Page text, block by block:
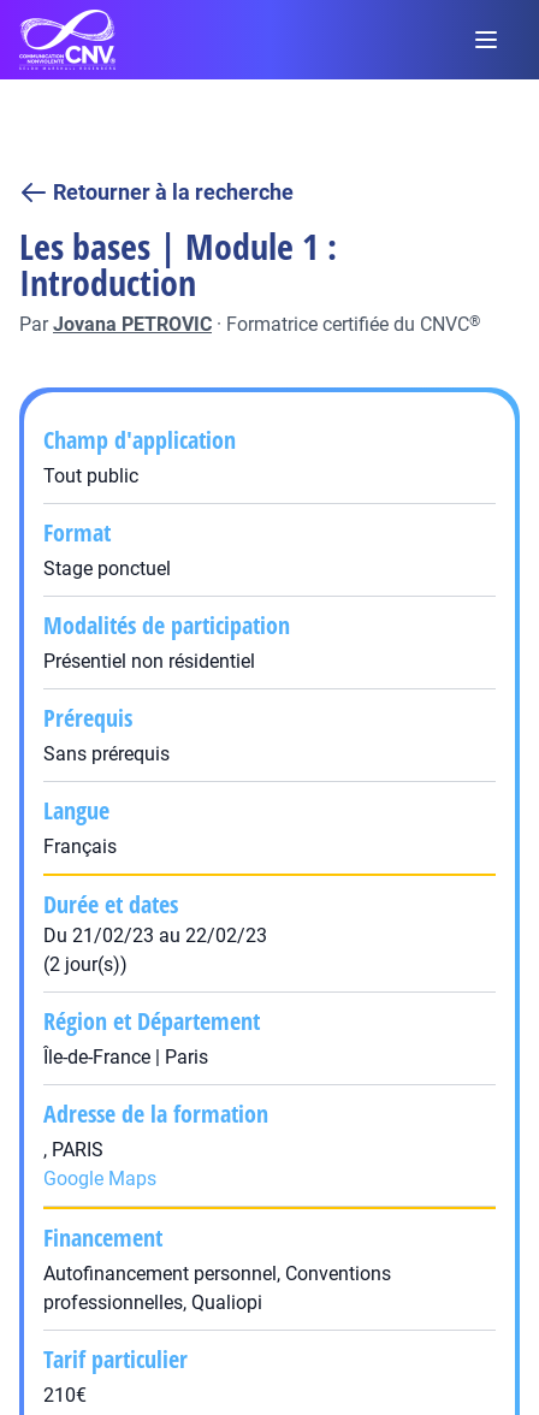
Retourner à la recherche
Les bases | Module 1 :
Introduction
ParJovana PETROVIC · Formatrice certifiée du CNVC®
Champ d'application
Tout public
Format
Stage ponctuel
Modalités de participation
Présentiel non résidentiel
Prérequis
Sans prérequis
Langue
Français
Durée et dates
Du 21/02/23 au 22/02/23
(2 jour(s))
Région et Département
Île-de-France | Paris
Adresse de la formation
, PARIS
Google Maps
Financement
Autofinancement personnel, Conventions
professionnelles, Qualiopi
Tarif particulier
210€